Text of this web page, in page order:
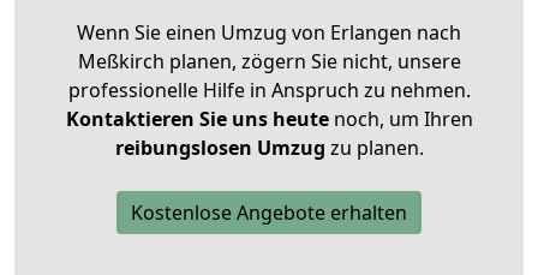
Wenn Sie einen Umzug von Erlangen nach
Meßkirch planen, zögern Sie nicht, unsere
professionelle Hilfe in Anspruch zu nehmen.
Kontaktieren Sie uns heutenoch, um Ihren
reibungslosen Umzug zu planen.
Kostenlose Angebote erhalten